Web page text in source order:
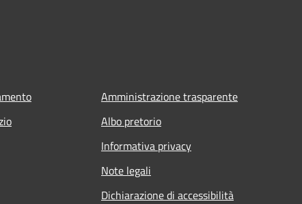
Amministrazione trasparente
Albo pretorio
Informativa privacy
Note legali
Dichiarazione di accessibilità